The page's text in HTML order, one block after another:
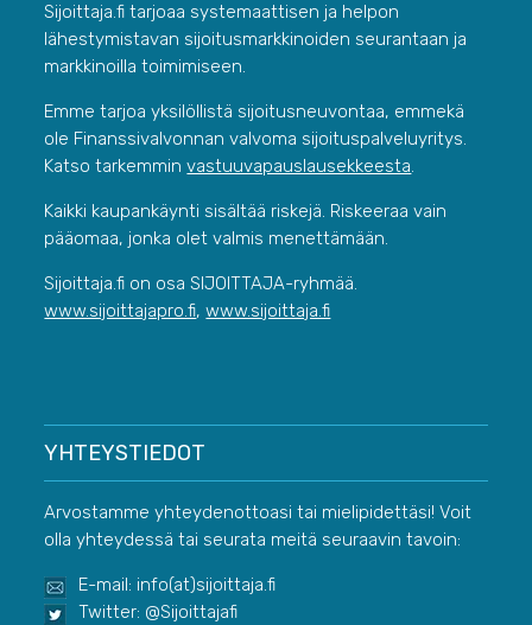
Sijoittaja.fi tarjoaa systemaattisen ja helpon
lähestymistavan sijoitusmarkkinoiden seurantaan ja
markkinoilla toimimiseen.
Emme tarjoa yksilöllistä sijoitusneuvontaa, emmekä
ole Finanssivalvonnan valvoma sijoituspalveluyritys.
Katso tarkemminvastuuvapauslausekkeesta.
Kaikki kaupankäynti sisältää riskejä. Riskeeraa vain
pääomaa, jonka olet valmis menettämään.
Sijoittaja.fi on osa SIJOITTAJA-ryhmää.
www.sijoittajapro.fi,www.sijoittaja.fi
YHTEYSTIEDOT
Arvostamme yhteydenottoasi tai mielipidettäsi! Voit
olla yhteydessä tai seurata meitä seuraavin tavoin:
E-mail: info(at)sijoittaja.fi
Twitter: @Sijoittajafi